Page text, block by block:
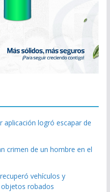
logró escapar de
crimen de un hombre en el
vehículos y
robados